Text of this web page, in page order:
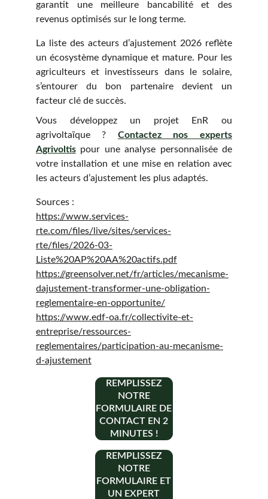
REMPLISSEZ
NOTRE
FORMULAIRE DE
CONTACT EN 2
MINUTES !
garantit une meilleure bancabilité et des
revenus optimisés sur le long terme.
La liste des acteurs d’ajustement 2026 reflète
un écosystème dynamique et mature. Pour les
agriculteurs et investisseurs dans le solaire,
s’entourer du bon partenaire devient un
facteur clé de succès.
Vous développez un projet EnR ou
agrivoltaïque ? Contactez nos experts
Agrivoltis pour une analyse personnalisée de
votre installation et une mise en relation avec
les acteurs d’ajustement les plus adaptés.
REMPLISSEZ
NOTRE
FORMULAIRE ET
UN EXPERT
Sources :
https://www.services-
rte.com/files/live/sites/services-
rte/files/2026-03-
Liste%20AP%20AA%20actifs.pdf
https://greensolver.net/fr/articles/mecanisme-
dajustement-transformer-une-obligation-
reglementaire-en-opportunite/
https://www.edf-oa.fr/collectivite-et-
entreprise/ressources-
reglementaires/participation-au-mecanisme-
d-ajustement